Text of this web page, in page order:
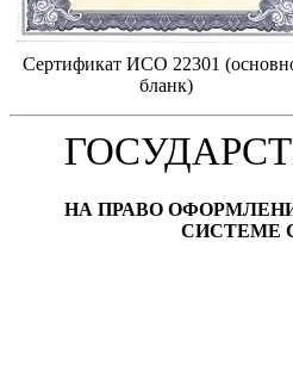
Сертификат ИСО 22301
бланк)
НА ПРАВО
СИСТЕМЕ